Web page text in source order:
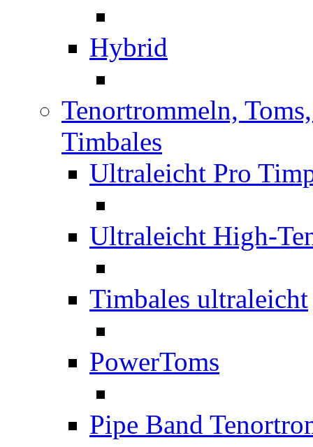
Hybrid
Tenortrommeln,
Timbales
Ultraleicht Pro
Ultraleicht High-
Timbales ultraleicht
PowerToms
Pipe Band